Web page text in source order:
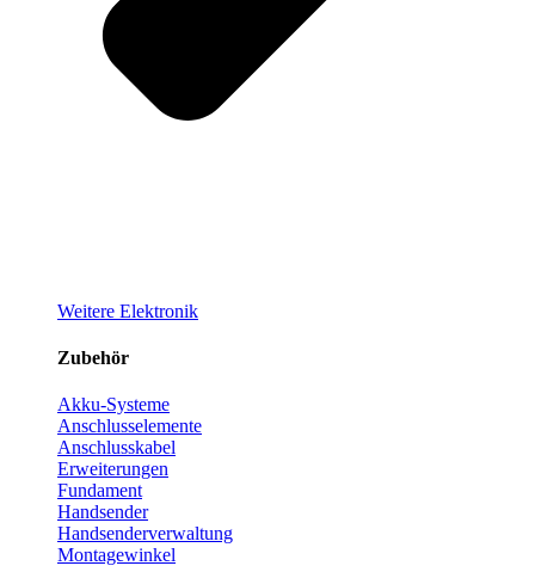
Weitere Elektronik
Zubehör
Akku-Systeme
Anschlusselemente
Anschlusskabel
Erweiterungen
Fundament
Handsender
Handsenderverwaltung
Montagewinkel